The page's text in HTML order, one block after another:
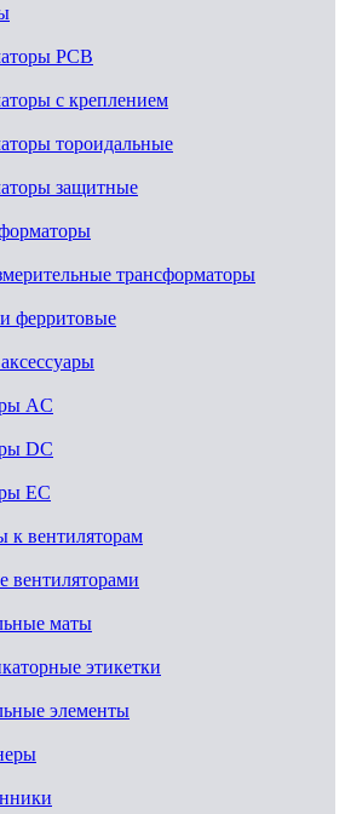
PCB
с креплением
тороидальные
защитные
трансформаторы
ферритовые
AC
DC
EC
к вентиляторам
вентиляторами
маты
этикетки
элементы